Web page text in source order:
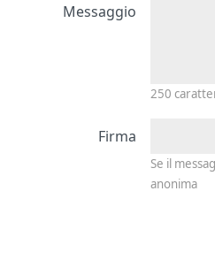
Messaggio
250
Firma
Se il
anonima